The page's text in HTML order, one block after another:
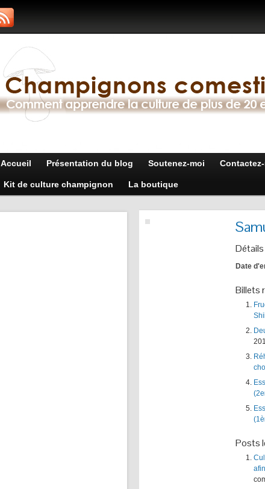
Accueil Présentation du blog Soutenez-moi
Kit de culture champignon La boutique
Date
Billets
Posts